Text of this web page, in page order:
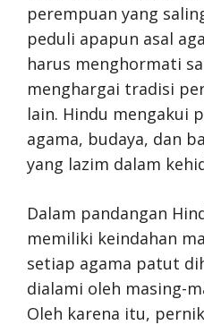
perempuan yang
peduli apapun asal
harus menghormati
menghargai tradisi
lain. Hindu mengakui
agama, budaya, dan
yang lazim dalam
Dalam pandangan
memiliki keindahan
setiap agama patut
dialami oleh masing-
Oleh karena itu,